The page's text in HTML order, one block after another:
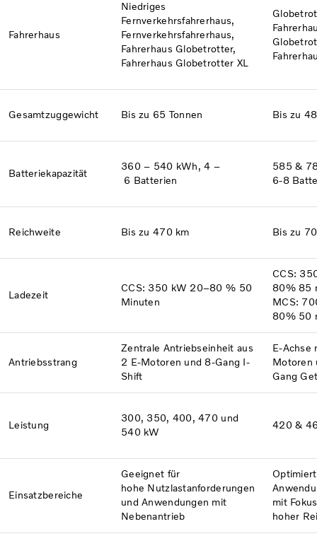
Fahrerhaus
Niedriges
Fernverkehrsfahrerhaus,
Fernverkehrsfahrerhaus,
Fahrerhaus Globetrotter,
Fahrerhaus Globetrotter XL
Gesamtzuggewicht Bis zu 65 Tonnen Bis zu
Batterie­kapazität
360 – 540 kWh, 4 –
6 Batterien
585 &
6-8
Reichweite Bis zu 470 km Bis zu
Ladezeit
CCS: 350 kW 20–80 % 50
Minuten
CCS:
80% 85
MCS:
80% 50
Antriebsstrang
Zentrale Antriebseinheit aus
2 E-Motoren und 8-Gang I-
Shift
E-Achse
Motoren
Gang
Leistung
300, 350, 400, 470 und
540 kW
420 &
Einsatzbereiche
Geeignet für
hohe Nutzlastanforderungen
und Anwendungen mit
Nebenantrieb
mit
hoher